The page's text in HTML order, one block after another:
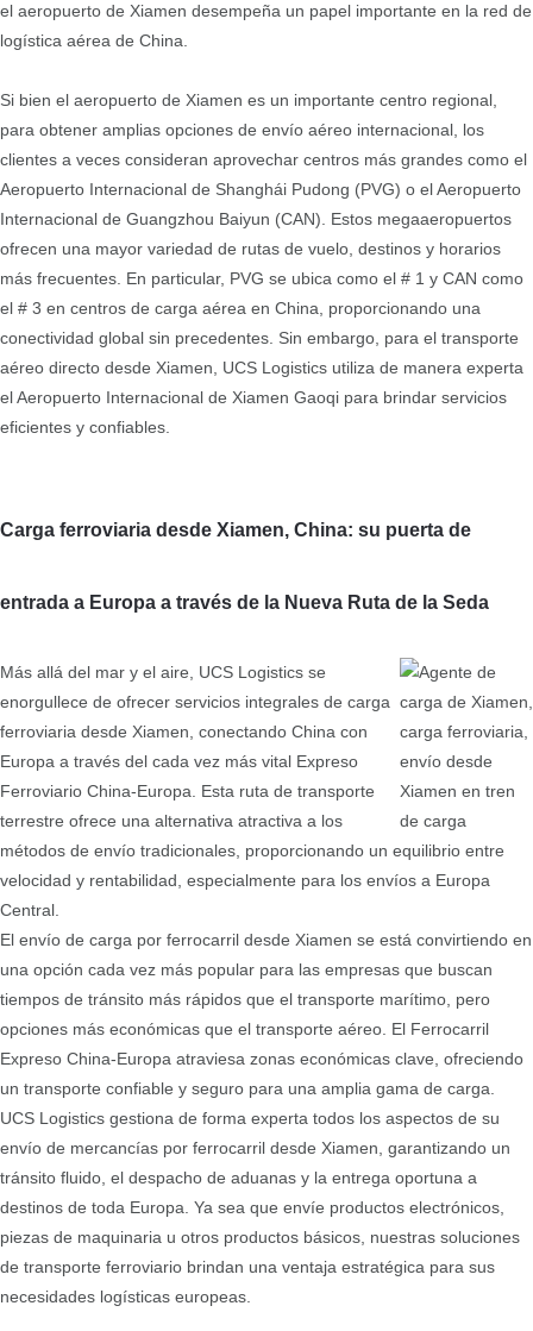
el aeropuerto de Xiamen desempeña un papel importante en la red de
logística aérea de China.
Si bien el aeropuerto de Xiamen es un importante centro regional,
para obtener amplias opciones de envío aéreo internacional, los
clientes a veces consideran aprovechar centros más grandes como el
Aeropuerto Internacional de Shanghái Pudong (PVG) o el Aeropuerto
Internacional de Guangzhou Baiyun (CAN). Estos megaaeropuertos
ofrecen una mayor variedad de rutas de vuelo, destinos y horarios
más frecuentes. En particular, PVG se ubica como el # 1 y CAN como
el # 3 en centros de carga aérea en China, proporcionando una
conectividad global sin precedentes. Sin embargo, para el transporte
aéreo directo desde Xiamen, UCS Logistics utiliza de manera experta
el Aeropuerto Internacional de Xiamen Gaoqi para brindar servicios
eficientes y confiables.
Carga ferroviaria desde Xiamen, China: su puerta de
entrada a Europa a través de la Nueva Ruta de la Seda
Más allá del mar y el aire, UCS Logistics se
enorgullece de ofrecer servicios integrales de carga
ferroviaria desde Xiamen, conectando China con
Europa a través del cada vez más vital Expreso
Ferroviario China-Europa. Esta ruta de transporte
terrestre ofrece una alternativa atractiva a los
métodos de envío tradicionales, proporcionando un equilibrio entre
velocidad y rentabilidad, especialmente para los envíos a Europa
Central.
El envío de carga por ferrocarril desde Xiamen se está convirtiendo en
una opción cada vez más popular para las empresas que buscan
tiempos de tránsito más rápidos que el transporte marítimo, pero
opciones más económicas que el transporte aéreo. El Ferrocarril
Expreso China-Europa atraviesa zonas económicas clave, ofreciendo
un transporte confiable y seguro para una amplia gama de carga.
UCS Logistics gestiona de forma experta todos los aspectos de su
envío de mercancías por ferrocarril desde Xiamen, garantizando un
tránsito fluido, el despacho de aduanas y la entrega oportuna a
destinos de toda Europa. Ya sea que envíe productos electrónicos,
piezas de maquinaria u otros productos básicos, nuestras soluciones
de transporte ferroviario brindan una ventaja estratégica para sus
necesidades logísticas europeas.